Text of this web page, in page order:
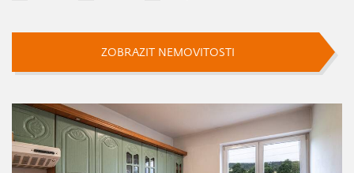
ZOBRAZIT NEMOVITOSTI